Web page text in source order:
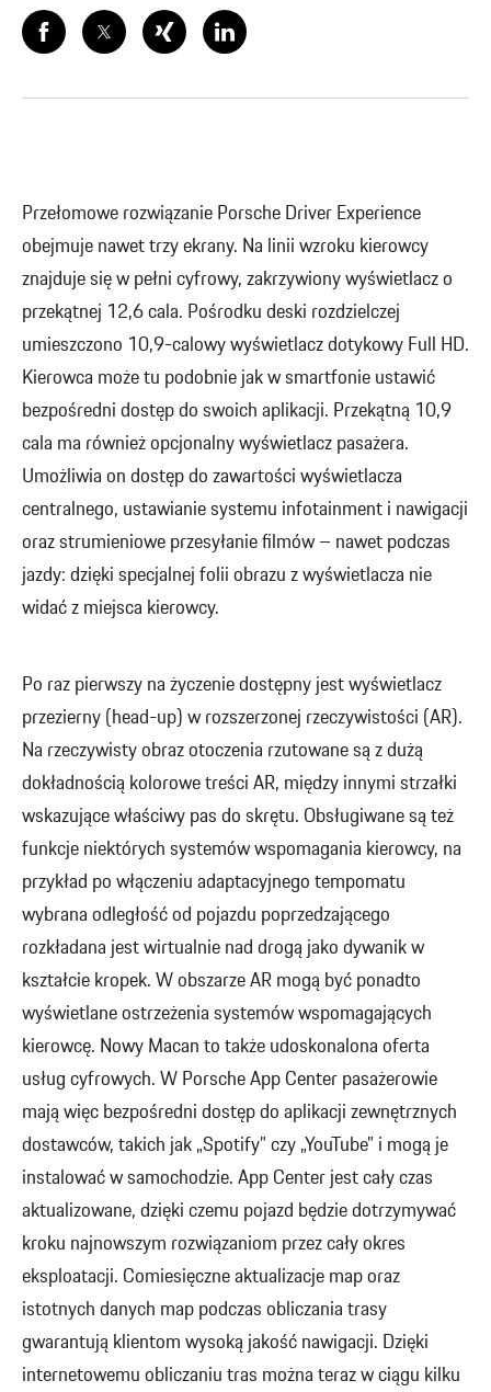
Przełomowe rozwiązanie Porsche Driver Experience
obejmuje nawet trzy ekrany. Na linii wzroku kierowcy
znajduje się w pełni cyfrowy, zakrzywiony wyświetlacz o
przekątnej 12,6 cala. Pośrodku deski rozdzielczej
umieszczono 10,9-calowy wyświetlacz dotykowy Full HD.
Kierowca może tu podobnie jak w smartfonie ustawić
bezpośredni dostęp do swoich aplikacji. Przekątną 10,9
cala ma również opcjonalny wyświetlacz pasażera.
Umożliwia on dostęp do zawartości wyświetlacza
centralnego, ustawianie systemu infotainment i nawigacji
oraz strumieniowe przesyłanie filmów – nawet podczas
jazdy: dzięki specjalnej folii obrazu z wyświetlacza nie
widać z miejsca kierowcy.
Po raz pierwszy na życzenie dostępny jest wyświetlacz
przezierny (head-up) w rozszerzonej rzeczywistości (AR).
Na rzeczywisty obraz otoczenia rzutowane są z dużą
dokładnością kolorowe treści AR, między innymi strzałki
wskazujące właściwy pas do skrętu. Obsługiwane są też
funkcje niektórych systemów wspomagania kierowcy, na
przykład po włączeniu adaptacyjnego tempomatu
wybrana odległość od pojazdu poprzedzającego
rozkładana jest wirtualnie nad drogą jako dywanik w
kształcie kropek. W obszarze AR mogą być ponadto
wyświetlane ostrzeżenia systemów wspomagających
kierowcę. Nowy Macan to także udoskonalona oferta
usług cyfrowych. W Porsche App Center pasażerowie
mają więc bezpośredni dostęp do aplikacji zewnętrznych
dostawców, takich jak „Spotify” czy „YouTube” i mogą je
instalować w samochodzie. App Center jest cały czas
aktualizowane, dzięki czemu pojazd będzie dotrzymywać
kroku najnowszym rozwiązaniom przez cały okres
eksploatacji. Comiesięczne aktualizacje map oraz
istotnych danych map podczas obliczania trasy
gwarantują klientom wysoką jakość nawigacji. Dzięki
internetowemu obliczaniu tras można teraz w ciągu kilku